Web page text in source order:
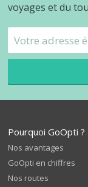
voyages et du
Pourquoi GoOpti ?
Nos avantages
GoOpti en chiffres
Nos routes